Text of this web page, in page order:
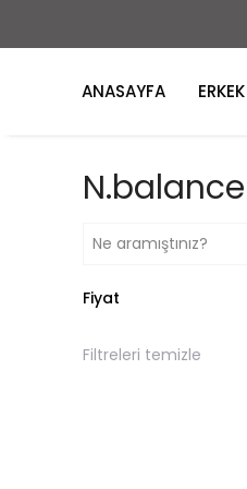
ANASAYFA ERKEK
N.balance
Fiyat
Filtreleri temizle